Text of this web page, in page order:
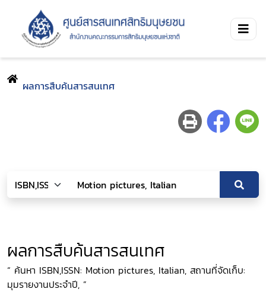
ผลการสืบค้นสารสนเทศ
ผลการสืบค้นสารสนเทศ
“ ค้นหา ISBN,ISSN: Motion pictures, Italian, สถานที่จัดเก็บ:
มุมรายงานประจำปี, ”